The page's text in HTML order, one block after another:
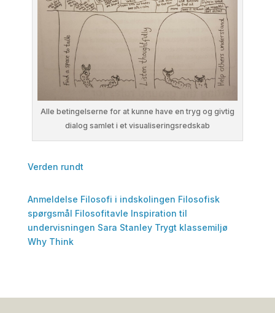
Alle betingelserne for at kunne have en tryg og givtig
dialog samlet i et visualiseringsredskab
Verden rundt
Anmeldelse Filosofi i indskolingen Filosofisk
spørgsmål Filosofitavle Inspiration til
undervisningen Sara Stanley Trygt klassemiljø
Why Think